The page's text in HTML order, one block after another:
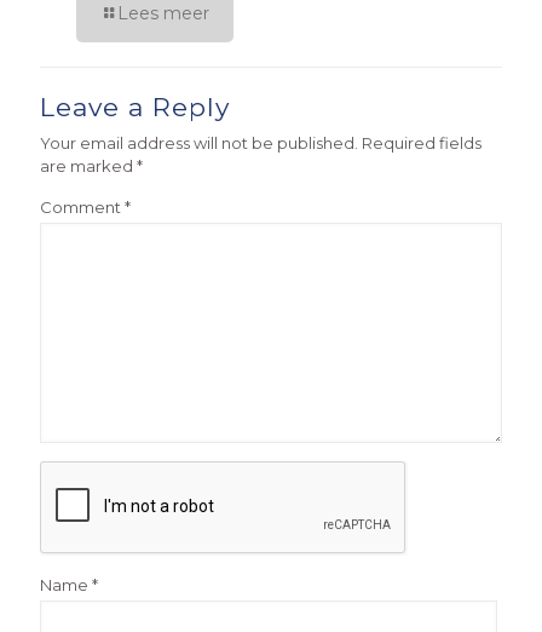
Lees meer
Leave a Reply
Your email address will not be published. Required fields
are marked *
Comment *
Name *